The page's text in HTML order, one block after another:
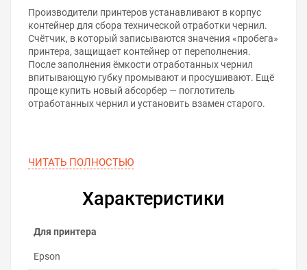
Производители принтеров устанавливают в корпус
контейнер для сбора технической отработки чернил.
Счётчик, в который записываются значения «пробега»
принтера, защищает контейнер от переполнения.
После заполнения ёмкости отработанных чернил
впитывающую губку промывают и просушивают. Ещё
проще купить новый абсорбер — поглотитель
отработанных чернил и установить взамен старого.
ЧИТАТЬ ПОЛНОСТЬЮ
Характеристики
Для принтера
Epson